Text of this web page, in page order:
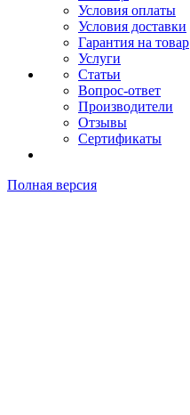
Условия оплаты
Условия доставки
Гарантия на товар
Услуги
Статьи
Вопрос-ответ
Производители
Отзывы
Сертификаты
Полная версия